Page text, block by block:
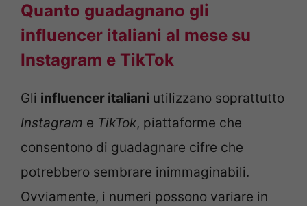
Quanto guadagnano gli
influencer italiani al mese su
Instagram e TikTok
Gli influencer italiani utilizzano soprattutto
Instagram e TikTok, piattaforme che
consentono di guadagnare cifre che
potrebbero sembrare inimmaginabili.
Ovviamente, i numeri possono variare in